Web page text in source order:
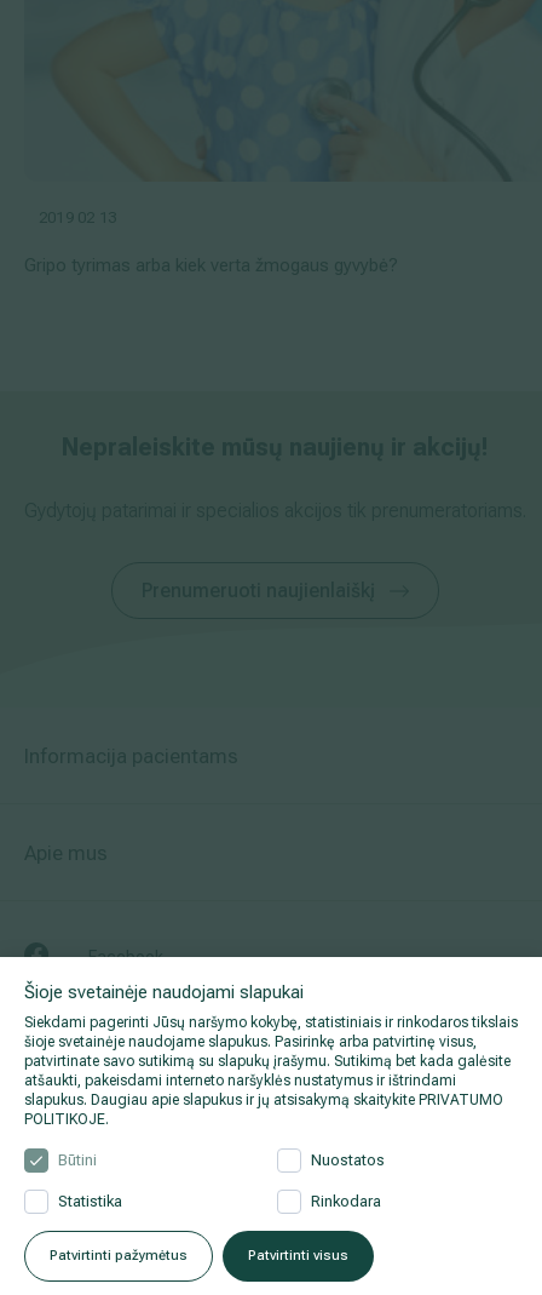
Šioje svetainėje naudojami slapukai
Siekdami pagerinti Jūsų naršymo kokybę, statistiniais ir rinkodaros tikslais
šioje svetainėje naudojame slapukus. Pasirinkę arba patvirtinę visus,
patvirtinate savo sutikimą su slapukų įrašymu. Sutikimą bet kada galėsite
atšaukti, pakeisdami interneto naršyklės nustatymus ir ištrindami
slapukus. Daugiau apie slapukus ir jų atsisakymą skaitykite PRIVATUMO
POLITIKOJE.
Būtini Nuostatos
Statistika Rinkodara
Patvirtinti pažymėtus Patvirtinti visus
2019 02 13
Gripo tyrimas arba kiek verta žmogaus gyvybė?
Informacija pacientams
Apie mus
Facebook
Instagram
LinkedIn